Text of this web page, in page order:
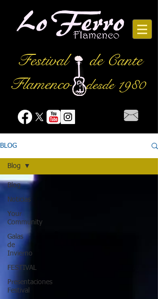
Festival
de Cante
Flamencodesde 1980
BLOG
Blog
Noticias
Your
Community
Galas
de
Invierno
FESTIVAL
Presentaciones
Festival
Blog